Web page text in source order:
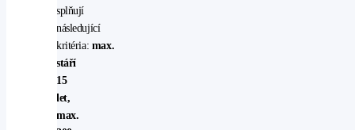
splňují
následující
kritéria: max.
stáří
15
let,
max.